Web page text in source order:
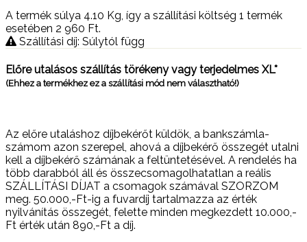
A termék súlya 4.10 Kg , így a szállítási költség 1 termék
esetében 2 960 Ft.
Szállítási díj: Súlytól függ
Előre utalásos szállítás törékeny vagy terjedelmes XL*
(Ehhez a termékhez ez a szállítási mód nem választható!)
Az előre utaláshoz díjbekérőt küldök, a bankszámla-
számom azon szerepel, ahová a díjbekérő összegét utalni
kell a díjbekérő számának a feltüntetésével. A rendelés ha
több darabból áll és összecsomagolhatatlan a reális
SZÁLLÍTÁSI DÍJAT a csomagok számával SZORZOM
meg. 50.000,-Ft-ig a fuvardíj tartalmazza az érték
nyilvánítás összegét, felette minden megkezdett 10.000,-
Ft érték után 890,-Ft a díj.